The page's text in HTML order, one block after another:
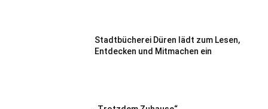
Stadtbücherei Düren lädt zum Lesen,
Entdecken und Mitmachen ein